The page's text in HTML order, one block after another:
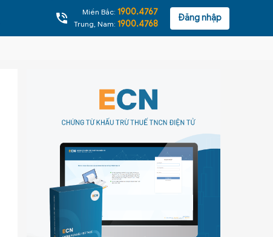
Miền Bắc: 1900.4767
Trung, Nam: 1900.4768
Đăng nhập